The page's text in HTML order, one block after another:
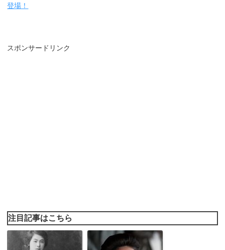
登場！
スポンサードリンク
注目記事はこちら